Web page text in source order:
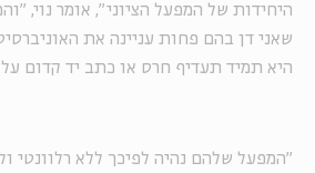
היחידות של המפעל הציוני", אומר נוי,
שאני דן בהם פחות עניינה את
היא תמיד תעדיף חרס או כתב יד קדום על
"המפעל שלהם נהיה לפיכך ללא רלוונטי